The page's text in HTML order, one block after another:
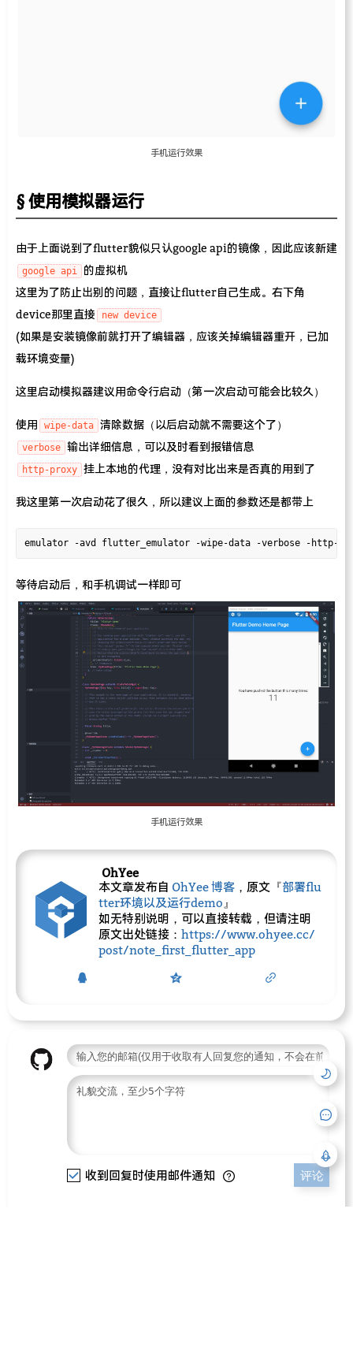
手机运行效果
使用模拟器运行
由于上面说到了flutter貌似只认google api的镜像，因此应该新建
google api
的虚拟机
这里为了防止出别的问题，直接让flutter自己生成。右下角
device那里直接
new device
(如果是安装镜像前就打开了编辑器，应该关掉编辑器重开，已加
载环境变量)
这里启动模拟器建议用命令行启动（第一次启动可能会比较久）
使用 wipe-data 清除数据（以后启动就不需要这个了）
verbose 输出详细信息，可以及时看到报错信息
http-proxy 挂上本地的代理，没有对比出来是否真的用到了
我这里第一次启动花了很久，所以建议上面的参数还是都带上
等待启动后，和手机调试一样即可
手机运行效果
OhYee
本文章发布自 OhYee 博客 ，原文『部署flu
tter环境以及运行demo 』
如无特别说明，可以直接转载，但请注明
原文出处链接： https://www.ohyee.cc/
post/note_first_flutter_app
收到回复时使用邮件通知 评论